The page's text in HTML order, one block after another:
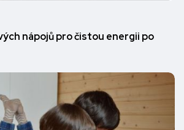
nápojů pro čistou energii po